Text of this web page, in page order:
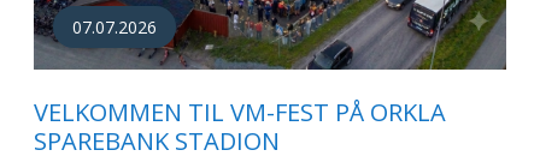
07.07.2026
VELKOMMEN TIL VM-FEST PÅ ORKLA
SPAREBANK STADION